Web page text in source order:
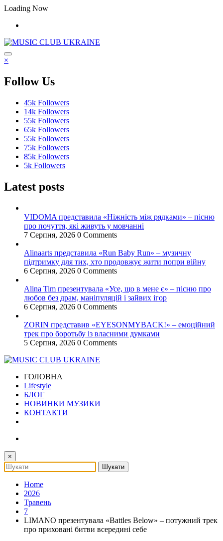
Перейти
контенту
Loading Now
×
Follow Us
45k Followers
14k Followers
55k Followers
65k Followers
55k Followers
75k Followers
85k Followers
5k Followers
Latest posts
VIDOMA представила «Ніжність між рядками» – пісню
про почуття, які живуть у мовчанні
7 Серпня, 2026 0 Comments
Alinaarts представила «Run Baby Run» – музичну
підтримку для тих, хто продовжує жити попри війну
6 Серпня, 2026 0 Comments
Alina Tim презентувала «Усе, що в мене є» – пісню про
любов без драм, маніпуляцій і зайвих ігор
6 Серпня, 2026 0 Comments
ZORIN представив «EYESONMYBACK!» – емоційний
трек про боротьбу із власними думками
5 Серпня, 2026 0 Comments
ГОЛОВНА
Lifestyle
БЛОГ
НОВИНКИ МУЗИКИ
КОНТАКТИ
×
Home
2026
Травень
7
LIMANO презентувала «Battles Below» – потужний трек
про приховані битви всередині себе